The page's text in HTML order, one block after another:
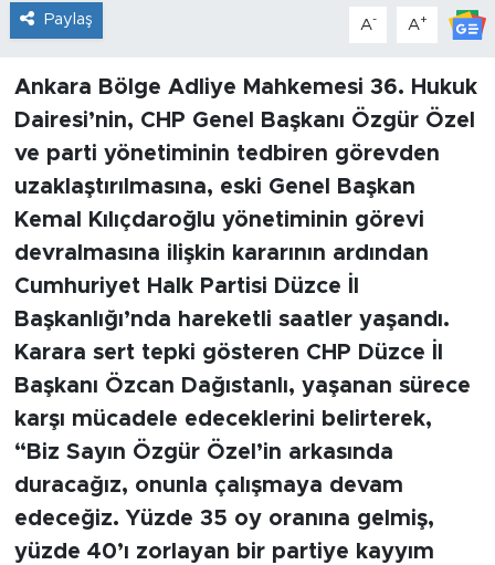
Paylaş A- A+
Ankara Bölge Adliye Mahkemesi 36. Hukuk
Dairesi’nin, CHP Genel Başkanı Özgür Özel
ve parti yönetiminin tedbiren görevden
uzaklaştırılmasına, eski Genel Başkan
Kemal Kılıçdaroğlu yönetiminin görevi
devralmasına ilişkin kararının ardından
Cumhuriyet Halk Partisi Düzce İl
Başkanlığı’nda hareketli saatler yaşandı.
Karara sert tepki gösteren CHP Düzce İl
Başkanı Özcan Dağıstanlı, yaşanan sürece
karşı mücadele edeceklerini belirterek,
“Biz Sayın Özgür Özel’in arkasında
duracağız, onunla çalışmaya devam
edeceğiz. Yüzde 35 oy oranına gelmiş,
yüzde 40’ı zorlayan bir partiye kayyım